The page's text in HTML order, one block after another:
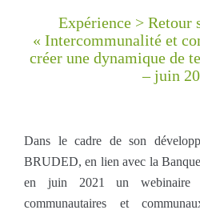
Expérience > Retour
« Intercommunalité et
créer une dynamique de
– juin
Dans le cadre de son
BRUDED, en lien avec la
en juin 2021 un webinaire
communautaires et